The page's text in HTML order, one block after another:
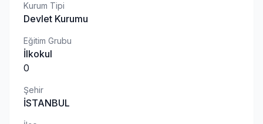
Kurum Tipi
Devlet Kurumu
Eğitim Grubu
İlkokul
0
Şehir
İSTANBUL